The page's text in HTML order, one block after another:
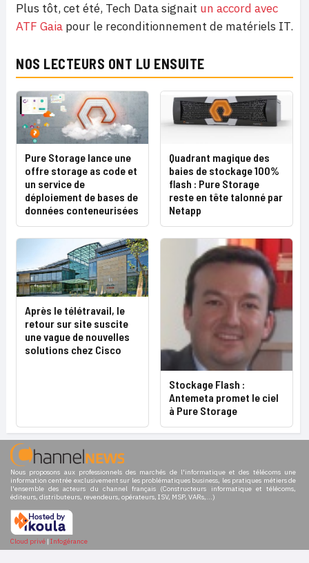
Plus tôt, cet été, Tech Data signait un accord avec
ATF Gaia pour le reconditionnement de matériels IT.
NOS LECTEURS ONT LU ENSUITE
Pure Storage lance une
offre storage as code et
un service de
déploiement de bases de
données conteneurisées
Quadrant magique des
baies de stockage 100%
flash : Pure Storage
reste en tête talonné par
Netapp
Après le télétravail, le
retour sur site suscite
une vague de nouvelles
solutions chez Cisco
Stockage Flash :
Antemeta promet le ciel
à Pure Storage
Nous proposons aux professionnels des marchés de l'informatique et des télécoms une
information centrée exclusivement sur les problématiques business, les pratiques métiers de
l'ensemble des acteurs du channel français (Constructeurs informatique et télécoms,
éditeurs, distributeurs, revendeurs, opérateurs, ISV, MSP, VARs,...)
Cloud privé | Infogérance